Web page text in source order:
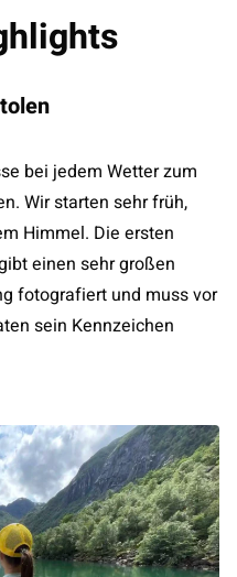
bei jedem Wetter zum
Wir starten sehr früh,
Himmel. Die ersten
einen sehr großen
fotografiert und muss vor
sein Kennzeichen